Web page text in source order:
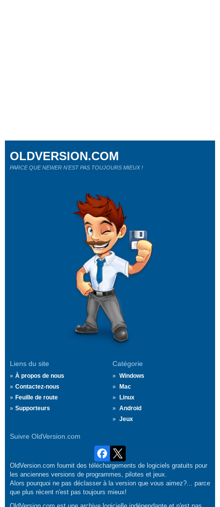
Liens du site
À propos de nous
Contactez-nous
Feuille de route
Supporteurs
Catégorie
Windows
Mac
Linux
Android
Jeux
Suivre OldVersion.com
OLDVERSION.COM
PARCE QUE NEWER N'EST PAS TOUJOURS MIEUX !
OldVersion.com fournit des téléchargements de logiciels gratuits pour
les anciennes versions de programmes, pilotes et jeux.
Alors pourquoi ne pas déclasser à la version que vous aimez?... parce
que plus récent n'est pas toujours mieux!